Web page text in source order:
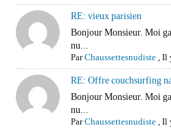
RE: vieux parisien
Bonjour Monsieur. Moi
nu...
ParChaussettesnudiste,Il
RE: Offre couchsurfing
Bonjour Monsieur. Moi
nu...
ParChaussettesnudiste,Il